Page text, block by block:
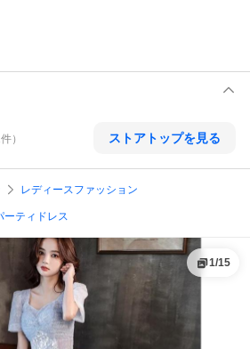
件） ストアトップを見る
レディースファッション
ーティドレス
1/15